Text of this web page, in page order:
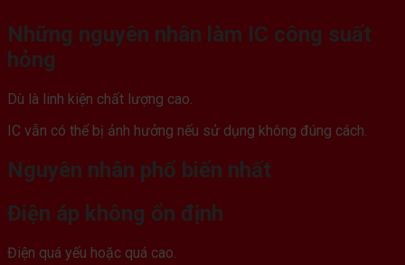
Những nguyên nhân làm IC công suất
hỏng
Dù là linh kiện chất lượng cao.
IC vẫn có thể bị ảnh hưởng nếu sử dụng không đúng cách.
Nguyên nhân phổ biến nhất
Điện áp không ổn định
Điện quá yếu hoặc quá cao.